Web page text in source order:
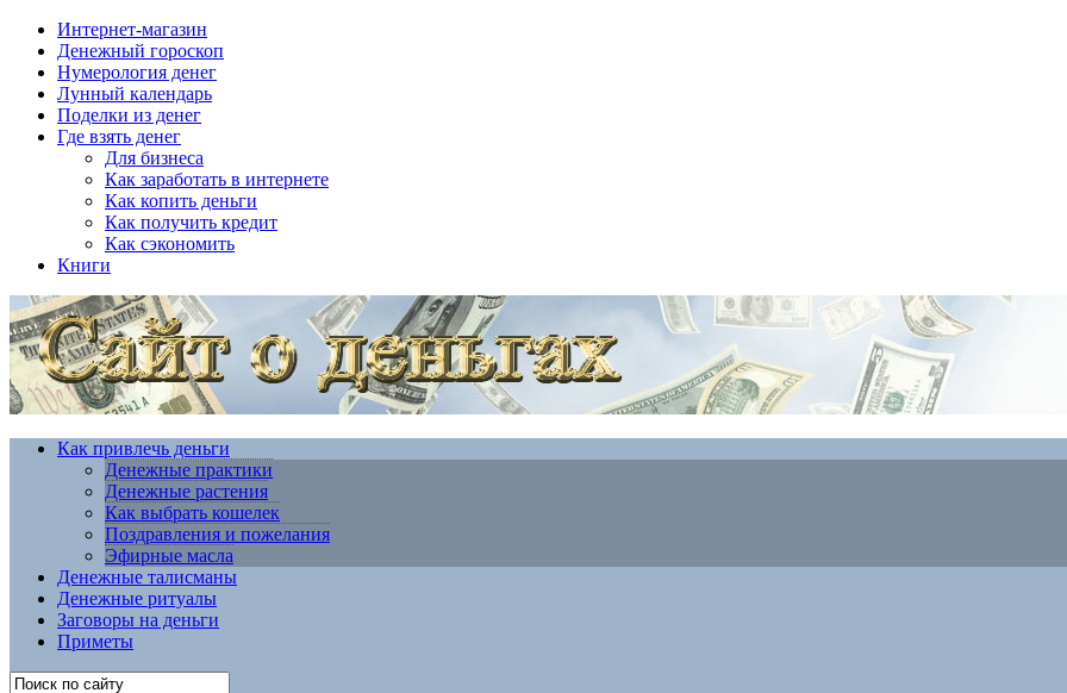
Интернет-магазин
Денежный гороскоп
Нумерология денег
Лунный календарь
Поделки из денег
Где взять денег
Для бизнеса
Как заработать в интернете
Как копить деньги
Как получить кредит
Как сэкономить
Книги
Как привлечь деньги
Денежные практики
Денежные растения
Как выбрать кошелек
Поздравления и пожелания
Эфирные масла
Денежные талисманы
Денежные ритуалы
Заговоры на деньги
Приметы